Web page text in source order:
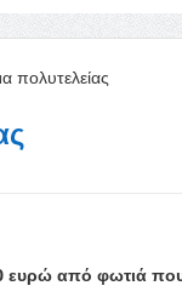
ευρώ από φωτιά